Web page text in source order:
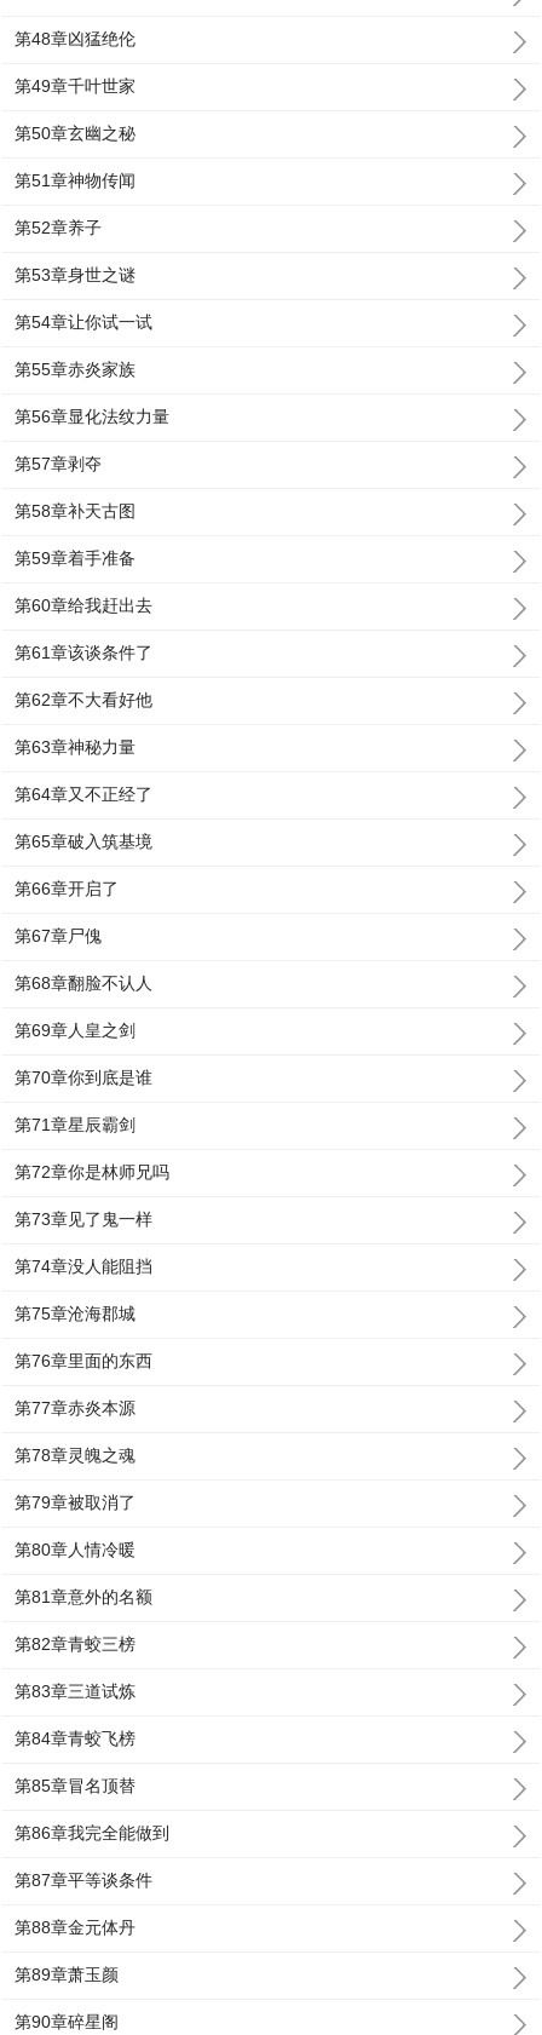
第48章凶猛绝伦
第49章千叶世家
第50章玄幽之秘
第51章神物传闻
第52章养子
第53章身世之谜
第54章让你试一试
第55章赤炎家族
第56章显化法纹力量
第57章剥夺
第58章补天古图
第59章着手准备
第60章给我赶出去
第61章该谈条件了
第62章不大看好他
第63章神秘力量
第64章又不正经了
第65章破入筑基境
第66章开启了
第67章尸傀
第68章翻脸不认人
第69章人皇之剑
第70章你到底是谁
第71章星辰霸剑
第72章你是林师兄吗
第73章见了鬼一样
第74章没人能阻挡
第75章沧海郡城
第76章里面的东西
第77章赤炎本源
第78章灵魄之魂
第79章被取消了
第80章人情冷暖
第81章意外的名额
第82章青蛟三榜
第83章三道试炼
第84章青蛟飞榜
第85章冒名顶替
第86章我完全能做到
第87章平等谈条件
第88章金元体丹
第89章萧玉颜
第90章碎星阁